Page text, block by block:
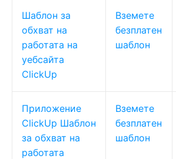
Шаблон за
обхват на
работата на
уебсайта
ClickUp
Вземете
безплатен
шаблон
Приложение
ClickUp Шаблон
за обхват на
работата
Вземете
безплатен
шаблон